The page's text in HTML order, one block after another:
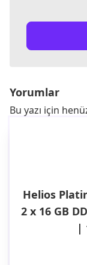
Yorumlar
Bu yazı için
Helios
2 x 16 GB
|